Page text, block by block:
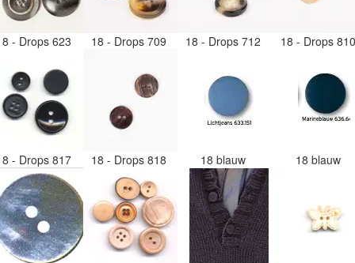
- Drops 623 18 - Drops 709 18 - Drops 712 18 - Drops
- Drops 817 18 - Drops 818 18 blauw 18 blauw